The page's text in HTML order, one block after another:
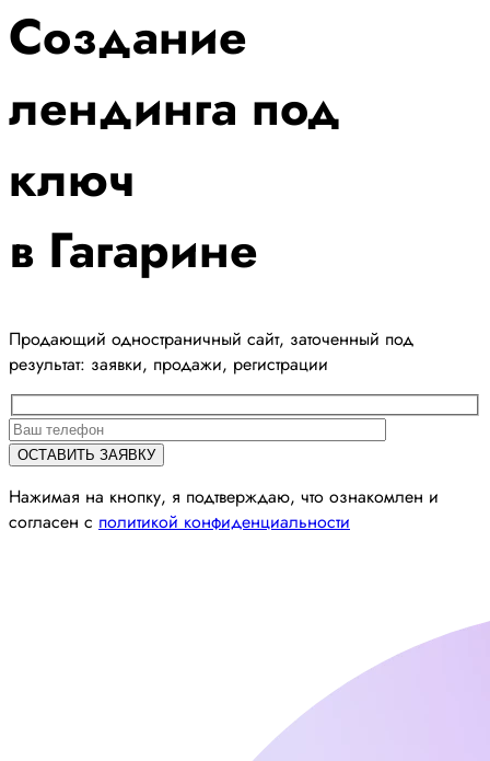
Создание
лендинга под
ключ
в Гагарине
Продающий одностраничный сайт, заточенный под
результат: заявки, продажи, регистрации
Нажимая на кнопку, я подтверждаю, что ознакомлен и
согласен с политикой конфиденциальности